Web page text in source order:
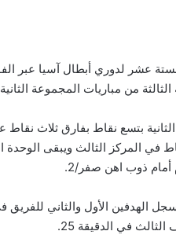
عشر لدوري أبطال آسيا عبر
بتسع نقاط بفارق ثلاث نقاط
المركز الثالث ويبقى الوحدة
أمام ذوب اهن صفر/2.
الأول والثاني للفريق